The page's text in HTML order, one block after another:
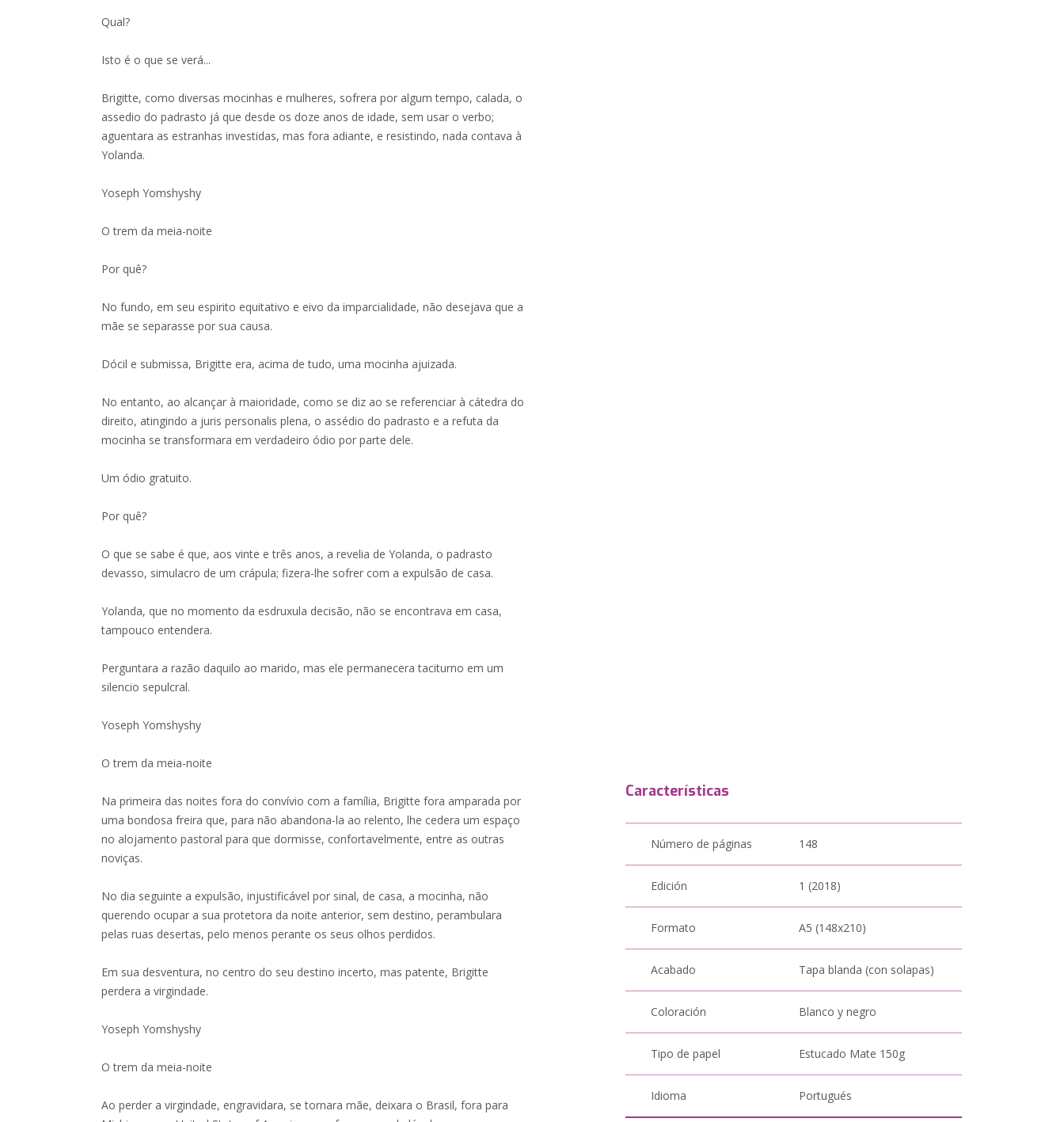
Qual?
Isto é o que se verá...
Brigitte, como diversas mocinhas e mulheres, sofrera por algum tempo, calada, o
assedio do padrasto já que desde os doze anos de idade, sem usar o verbo;
aguentara as estranhas investidas, mas fora adiante, e resistindo, nada contava à
Yolanda.
Yoseph Yomshyshy
O trem da meia-noite
Por quê?
No fundo, em seu espirito equitativo e eivo da imparcialidade, não desejava que a
mãe se separasse por sua causa.
Dócil e submissa, Brigitte era, acima de tudo, uma mocinha ajuizada.
No entanto, ao alcançar à maioridade, como se diz ao se referenciar à cátedra do
direito, atingindo a juris personalis plena, o assédio do padrasto e a refuta da
mocinha se transformara em verdadeiro ódio por parte dele.
Um ódio gratuito.
Por quê?
O que se sabe é que, aos vinte e três anos, a revelia de Yolanda, o padrasto
devasso, simulacro de um crápula; fizera-lhe sofrer com a expulsão de casa.
Yolanda, que no momento da esdruxula decisão, não se encontrava em casa,
tampouco entendera.
Perguntara a razão daquilo ao marido, mas ele permanecera taciturno em um
silencio sepulcral.
Yoseph Yomshyshy
O trem da meia-noite
Na primeira das noites fora do convívio com a família, Brigitte fora amparada por
uma bondosa freira que, para não abandona-la ao relento, lhe cedera um espaço
no alojamento pastoral para que dormisse, confortavelmente, entre as outras
noviças.
No dia seguinte a expulsão, injustificável por sinal, de casa, a mocinha, não
querendo ocupar a sua protetora da noite anterior, sem destino, perambulara
pelas ruas desertas, pelo menos perante os seus olhos perdidos.
Em sua desventura, no centro do seu destino incerto, mas patente, Brigitte
perdera a virgindade.
Yoseph Yomshyshy
O trem da meia-noite
Ao perder a virgindade, engravidara, se tornara mãe, deixara o Brasil, fora para
Características
Número de páginas 148
Edición 1 (2018)
Formato A5 (148x210)
Acabado Tapa blanda (con solapas)
Coloración Blanco y negro
Tipo de papel Estucado Mate 150g
Idioma Portugués